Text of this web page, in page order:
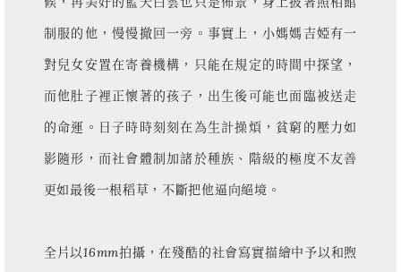
制服的他，慢慢撤回一旁。事實上，小媽媽吉婭有一
對兒女安置在寄養機構，只能在規定的時間中探望，
而他肚子裡正懷著的孩子，出生後可能也面臨被送走
的命運。日子時時刻刻在為生計操煩，貧窮的壓力如
影隨形，而社會體制加諸於種族、階級的極度不友善
更如最後一根稻草，不斷把他逼向絕境。
全片以16mm拍攝，在殘酷的社會寫實描繪中予以和煦